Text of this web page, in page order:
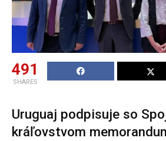
491
SHARES
Uruguaj podpisuje so
kráľovstvom